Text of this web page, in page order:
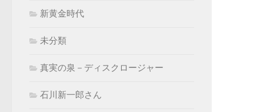
新黄金時代
未分類
真実の泉－ディスクロージャー
石川新一郎さん